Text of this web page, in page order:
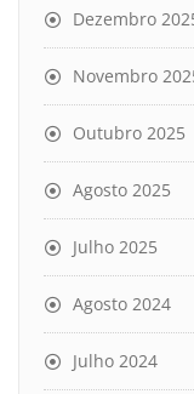
Dezembro
Novembro
Outubro 2025
Agosto 2025
Julho 2025
Agosto 2024
Julho 2024